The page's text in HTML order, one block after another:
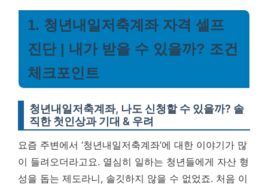
1. 청년내일저축계좌 자격 셀프
진단 | 내가 받을 수 있을까? 조건
체크포인트
청년내일저축계좌, 나도 신청할 수 있을까? 솔
직한 첫인상과 기대 & 우려
요즘 주변에서 ‘청년내일저축계좌’에 대한 이야기가 많
이 들려오더라고요. 열심히 일하는 청년들에게 자산 형
성을 돕는 제도라니, 솔깃하지 않을 수 없었죠. 처음 이